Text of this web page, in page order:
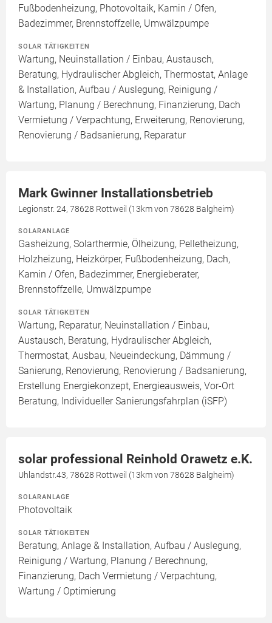
Fußbodenheizung, Photovoltaik, Kamin / Ofen,
Badezimmer, Brennstoffzelle, Umwälzpumpe
SOLAR TÄTIGKEITEN
Wartung, Neuinstallation / Einbau, Austausch,
Beratung, Hydraulischer Abgleich, Thermostat, Anlage
& Installation, Aufbau / Auslegung, Reinigung /
Wartung, Planung / Berechnung, Finanzierung, Dach
Vermietung / Verpachtung, Erweiterung, Renovierung,
Renovierung / Badsanierung, Reparatur
Mark Gwinner Installationsbetrieb
Legionstr. 24, 78628 Rottweil (13km von 78628 Balgheim)
SOLARANLAGE
Gasheizung, Solarthermie, Ölheizung, Pelletheizung,
Holzheizung, Heizkörper, Fußbodenheizung, Dach,
Kamin / Ofen, Badezimmer, Energieberater,
Brennstoffzelle, Umwälzpumpe
SOLAR TÄTIGKEITEN
Wartung, Reparatur, Neuinstallation / Einbau,
Austausch, Beratung, Hydraulischer Abgleich,
Thermostat, Ausbau, Neueindeckung, Dämmung /
Sanierung, Renovierung, Renovierung / Badsanierung,
Erstellung Energiekonzept, Energieausweis, Vor-Ort
Beratung, Individueller Sanierungsfahrplan (iSFP)
solar professional Reinhold Orawetz e.K.
Uhlandstr.43, 78628 Rottweil (13km von 78628 Balgheim)
SOLARANLAGE
Photovoltaik
SOLAR TÄTIGKEITEN
Beratung, Anlage & Installation, Aufbau / Auslegung,
Reinigung / Wartung, Planung / Berechnung,
Finanzierung, Dach Vermietung / Verpachtung,
Wartung / Optimierung